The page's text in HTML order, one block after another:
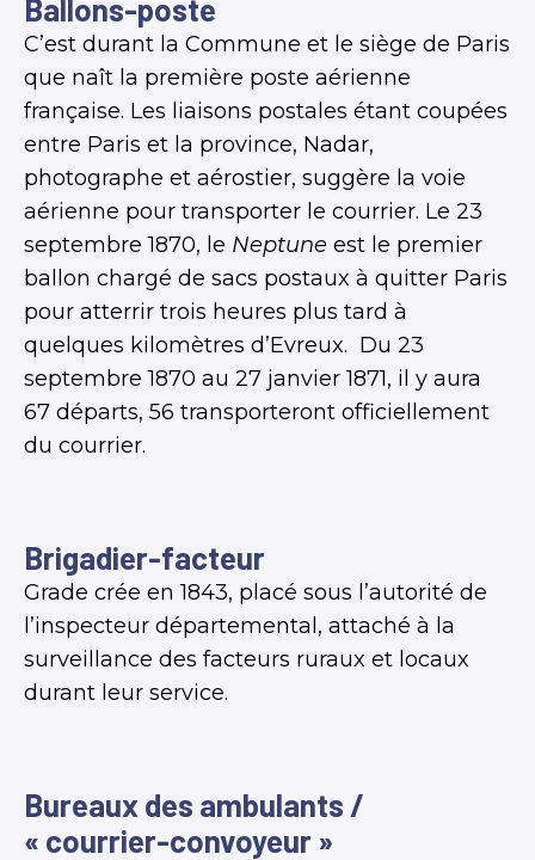
Ballons-poste
C’est durant la Commune et le siège de Paris
que naît la première poste aérienne
française. Les liaisons postales étant coupées
entre Paris et la province, Nadar,
photographe et aérostier, suggère la voie
aérienne pour transporter le courrier. Le 23
septembre 1870, le Neptune est le premier
ballon chargé de sacs postaux à quitter Paris
pour atterrir trois heures plus tard à
quelques kilomètres d’Evreux. Du 23
septembre 1870 au 27 janvier 1871, il y aura
67 départs, 56 transporteront officiellement
du courrier.
Brigadier-facteur
Grade crée en 1843, placé sous l’autorité de
l’inspecteur départemental, attaché à la
surveillance des facteurs ruraux et locaux
durant leur service.
Bureaux des ambulants /
« courrier-convoyeur »